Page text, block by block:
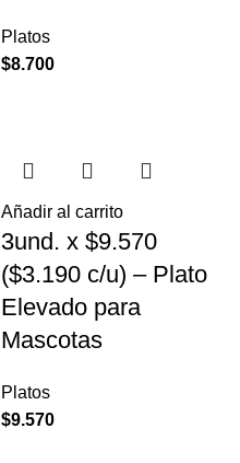
Platos
$8.700
Añadir al carrito
3und. x $9.570
($3.190 c/u) – Plato
Elevado para
Mascotas
Platos
$9.570